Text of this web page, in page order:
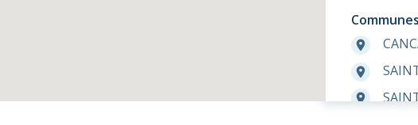
room
room
room